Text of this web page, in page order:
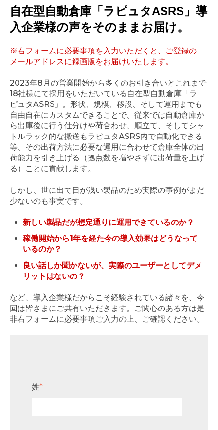
自在型自動倉庫「ラピュタASRS」導
入企業様の声をそのままお届け。
※右フォームに必要事項を入力いただくと、ご登録の
メールアドレスに録画版をお届けいたします。
2023年8月の営業開始から多くのお引き合いとこれまで
18社様にて採用をいただいている自在型自動倉庫「ラ
ピュタASRS」。形状、規模、移設、そして運用までも
自由自在にカスタムできることで、従来では自動倉庫か
ら出庫後に行う仕分けや荷合わせ、順立て、そしてシャ
トルラック的な搬送もラピュタASRS内で自動化できる
等、その出荷方法に必要な運用に合わせて倉庫全体の出
荷能力を引き上げる（拠点数を増やさずに出荷量を上げ
る）ことに貢献します。
しかし、世に出て日が浅い製品のため実際の事例がまだ
少ないのも事実です。
新しい製品だが想定通りに運用できているのか？
稼働開始から1年を経た今の導入効果はどうなって
いるのか？
良い話しか聞かないが、実際のユーザーとしてデメ
リットはないの？
など、導入企業様だからこそ経験されている諸々を、今
回は皆さまにご共有いただきます。ご関心のある方は是
非右フォームに必要事項ご入力の上、ご確認ください。
姓*